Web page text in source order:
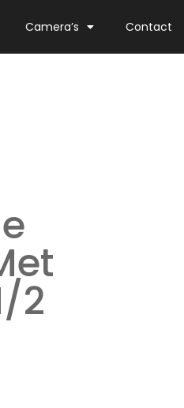
Camera’s Contact
2